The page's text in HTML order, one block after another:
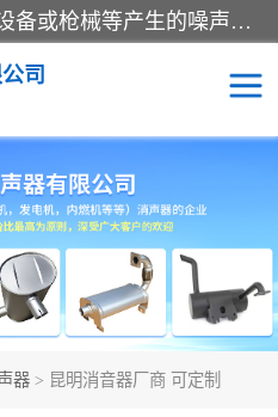
消音器主要用于降低机械设备或枪械等产生的噪声。它通过阻尼或增加排气面积来降低排气速度和功率，从而降低噪声。常见的消音器类型包括阻性消声器、抗性消声器、共振消声器以及阻抗复合式消声器等。这些消音器各有特点，适用于不同频率的噪声消除。
司
器 > 昆明消音器厂商 可定制